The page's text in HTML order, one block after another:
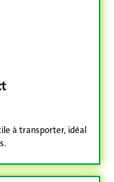
à transporter, idéal